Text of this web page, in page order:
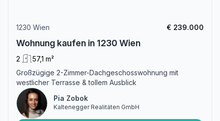
1230 Wien € 239.000
Wohnung kaufen in 1230 Wien
2
57,1 m²
Großzügige 2-Zimmer-Dachgeschosswohnung mit
westlicher Terrasse & tollem Ausblick
Pia Zobok
Kaltenegger Realitäten GmbH